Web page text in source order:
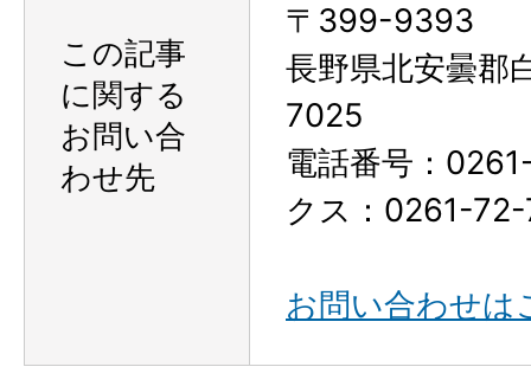
この記事
に関する
お問い合
わせ先
〒399-9393
長野県北安曇郡
7025
電話番号：
クス：0261-
お問い合わせは